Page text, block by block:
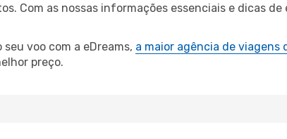
Com as nossas informações essenciais e dicas
voo com a eDreams, a maior agência de viagens
preço.